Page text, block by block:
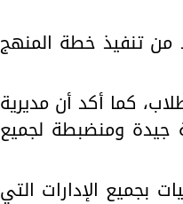
من تنفيذ خطة المنهج
كما أكد أن مديرية
جيدة ومنضبطة لجميع
بجميع الإدارات التي